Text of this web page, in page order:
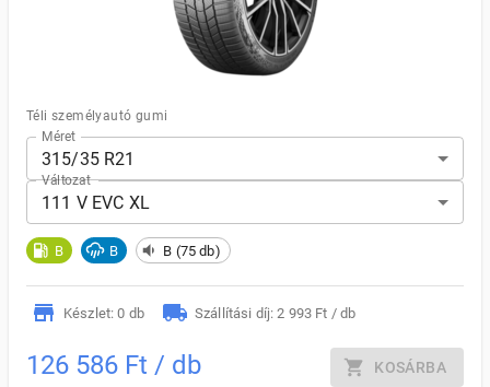
Téli személyautó gumi
Méret
315/35 R21
Változat
111 V EVC XL
B B B (75 db)
Készlet: 0 db Szállítási díj: 2 993 Ft / db
126 586 Ft / db KOSÁRBA